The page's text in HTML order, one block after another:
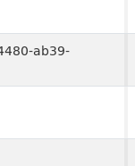
ab39-